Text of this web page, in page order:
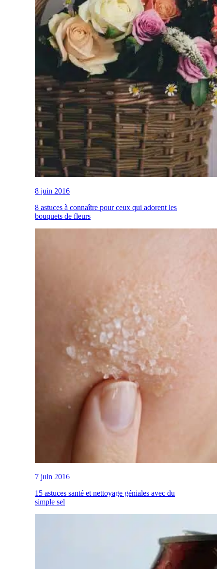
8 juin 2016
8 astuces à connaître pour ceux qui adorent les
bouquets de fleurs
7 juin 2016
15 astuces santé et nettoyage géniales avec du
simple sel